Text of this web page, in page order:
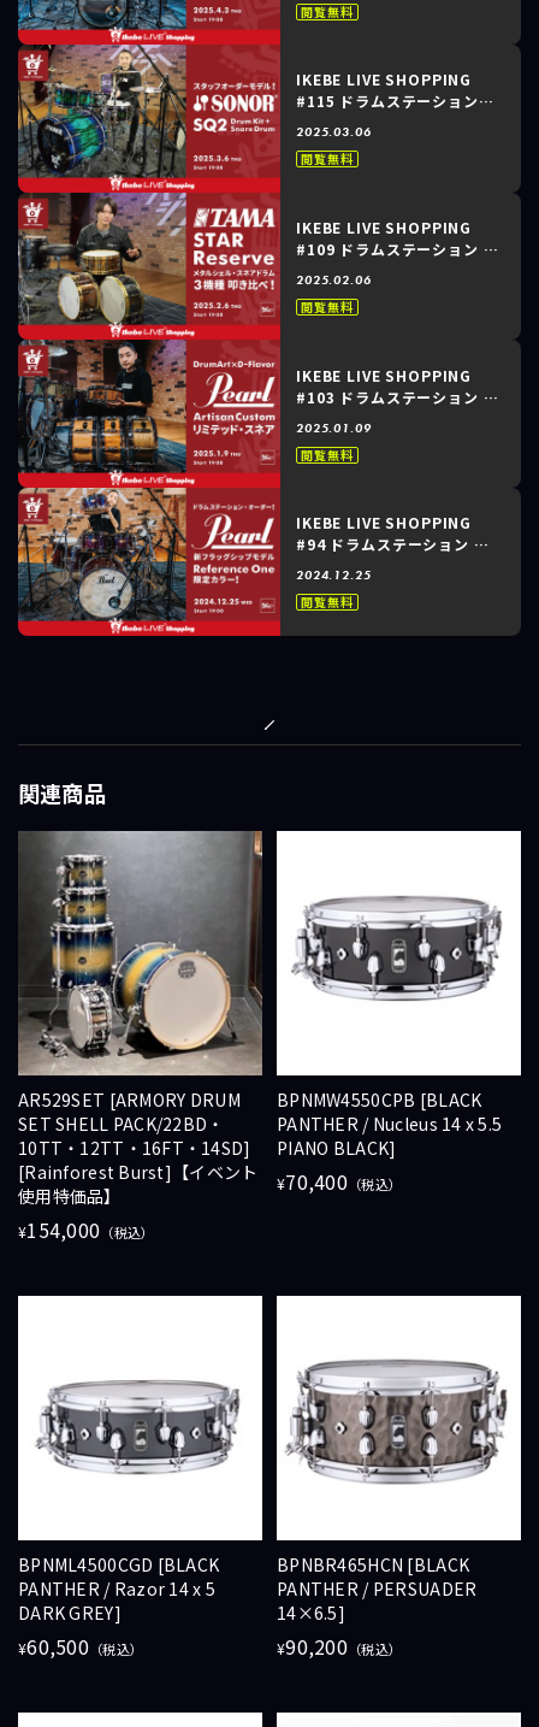
関連商品
AR529SET [ARMORY DRUM
SET SHELL PACK/22BD・
10TT・12TT・16FT・14SD]
[Rainforest Burst]【イベント
使用特価品】
¥154,000 （税込）
BPNMW4550CPB [BLACK
PANTHER / Nucleus 14 x 5.5
PIANO BLACK]
¥70,400 （税込）
BPNML4500CGD [BLACK
PANTHER / Razor 14 x 5
DARK GREY]
¥60,500（税込）
BPNBR465HCN [BLACK
PANTHER / PERSUADER
14×6.5]
¥90,200 （税込）
ムセット徹底試奏！～
閲覧無料
IKEBE LIVE SHOPPING
#115 ドラムステーション渋
谷 ～SONOR｜スタッフオー
Kit + Snare Drum！～
2025.03.06
閲覧無料
IKEBE LIVE SHOPPING
#109 ドラムステーション ～
機種叩き比べ！～
2025.02.06
閲覧無料
IKEBE LIVE SHOPPING
#103 ドラムステーション ～
リミテッド・スネア～
2025.01.09
閲覧無料
IKEBE LIVE SHOPPING
#94 ドラムステーション ～
Pearl｜ドラムステーショ
ップモデル「Reference
One」限定カラー！～
2024.12.25
閲覧無料